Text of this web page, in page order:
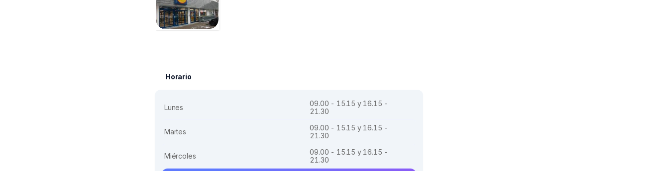
Horario
Lunes
09.00 - 15.15 y 16.15 -
21.30
Martes
09.00 - 15.15 y 16.15 -
21.30
Miércoles
09.00 - 15.15 y 16.15 -
21.30